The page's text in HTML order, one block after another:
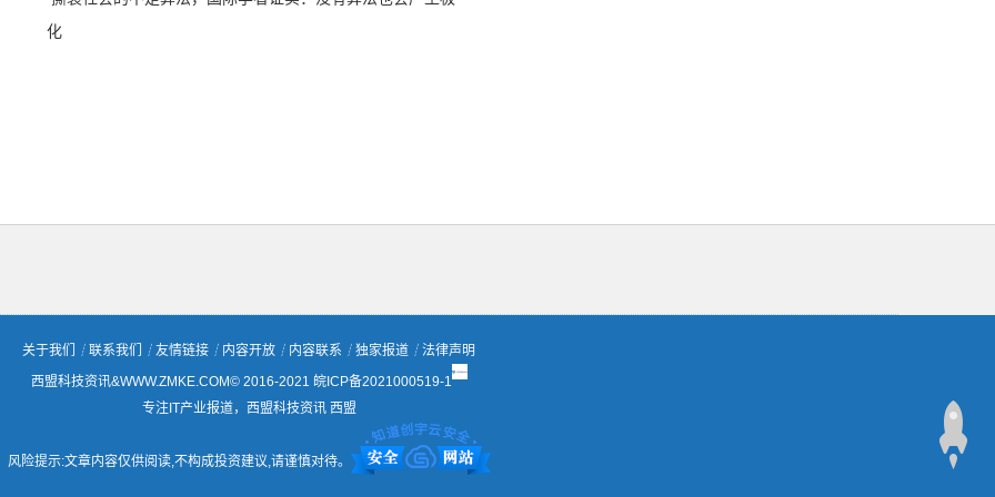
化
关于我们 ┊ 联系我们 ┊ 友情链接 ┊ 内容开放 ┊ 内容联系 ┊ 独家报道 ┊ 法律声明
西盟科技资讯&WWW.ZMKE.COM© 2016-2021 皖ICP备2021000519-1
专注IT产业报道，西盟科技资讯 西盟
风险提示:文章内容仅供阅读,不构成投资建议,请谨慎对待。